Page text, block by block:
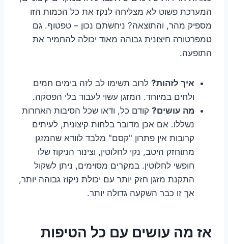
המערכת פשוט לא מצליחה לנקז את כל הכמות הזו
מספיק מהר, והתוצאה? ניחשתם נכון – טפטוף. גם
טמפרטורה חיצונית גבוהה מאוד יכולה להחמיר את
התופעה.
איך לזהות? לרוב תשימו לב לזה בימים חמים
ולחים במיוחד. המזגן עשוי לעבוד בלי הפסקה.
מה עושים? קודם כל, ודאו שכל הסיבות האחרות
נשללו. אם אכן מדובר בלחות קיצונית, לעיתים
קרובות אין פתרון "קסם" מלבד לוודא שהמזגן
מתוחזק היטב, נקי לחלוטין, וצינור הניקוז שלו
חופשי לחלוטין. במקרים מסוימים, ניתן לשקול
התקנת מזגן חזק יותר עם יכולת ניקוז גבוהה יותר,
אך זו כבר השקעה גדולה יותר.
אז מה עושים עם כל הטיפות